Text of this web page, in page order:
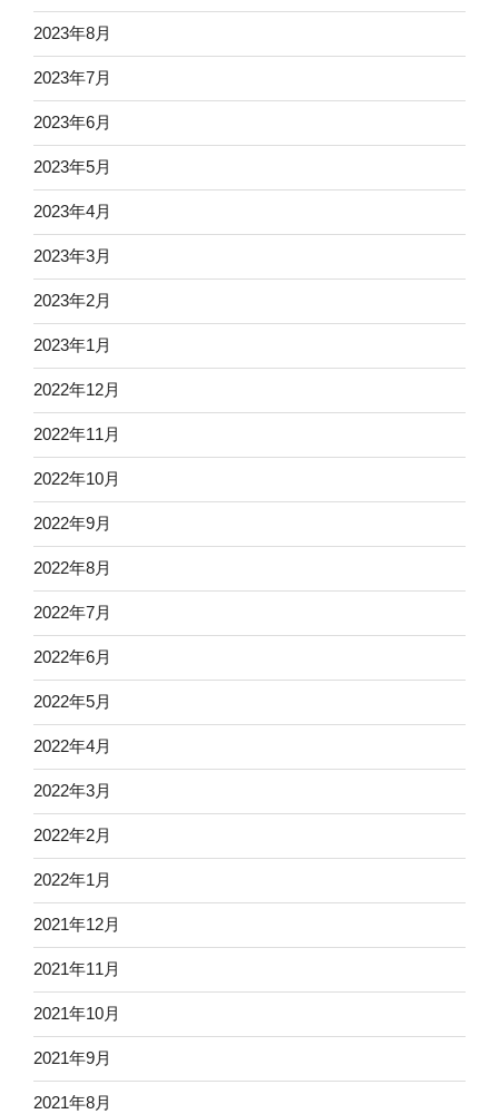
2023年8月
2023年7月
2023年6月
2023年5月
2023年4月
2023年3月
2023年2月
2023年1月
2022年12月
2022年11月
2022年10月
2022年9月
2022年8月
2022年7月
2022年6月
2022年5月
2022年4月
2022年3月
2022年2月
2022年1月
2021年12月
2021年11月
2021年10月
2021年9月
2021年8月